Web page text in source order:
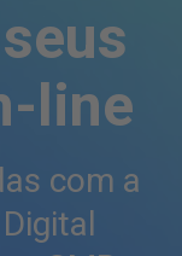
line
com a
Digital